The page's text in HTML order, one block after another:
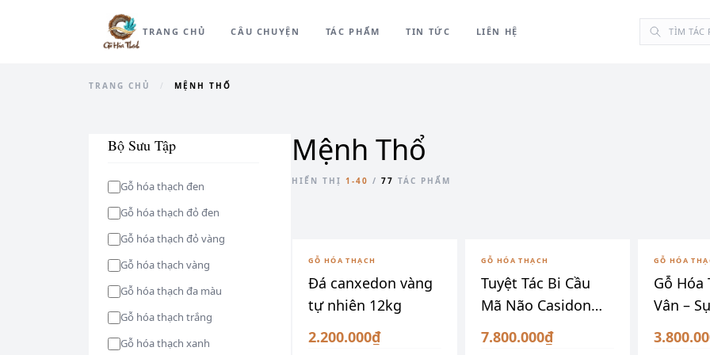
TRANG CHỦ CÂU CHUYỆN TÁC PHẨM TIN TỨC LIÊN HỆ
TRANG CHỦ / MỆNH THỔ
Bộ Sưu Tập
Gỗ hóa thạch đen
Gỗ hóa thạch đỏ đen
Gỗ hóa thạch đỏ vàng
Gỗ hóa thạch vàng
Gỗ hóa thạch đa màu
Gỗ hóa thạch trắng
Gỗ hóa thạch xanh
Mệnh Thổ
HIỂN THỊ 1-40 / 77 TÁC PHẨM
GỖ HÓA THẠCH
Đá canxedon vàng
tự nhiên 12kg
2.200.000₫
GỖ HÓA THẠCH
Tuyệt Tác Bi Cầu
Mã Não Casidon
cao cấp
7.800.000₫
GỖ HÓA
Gỗ Hóa
Vân –
VIP